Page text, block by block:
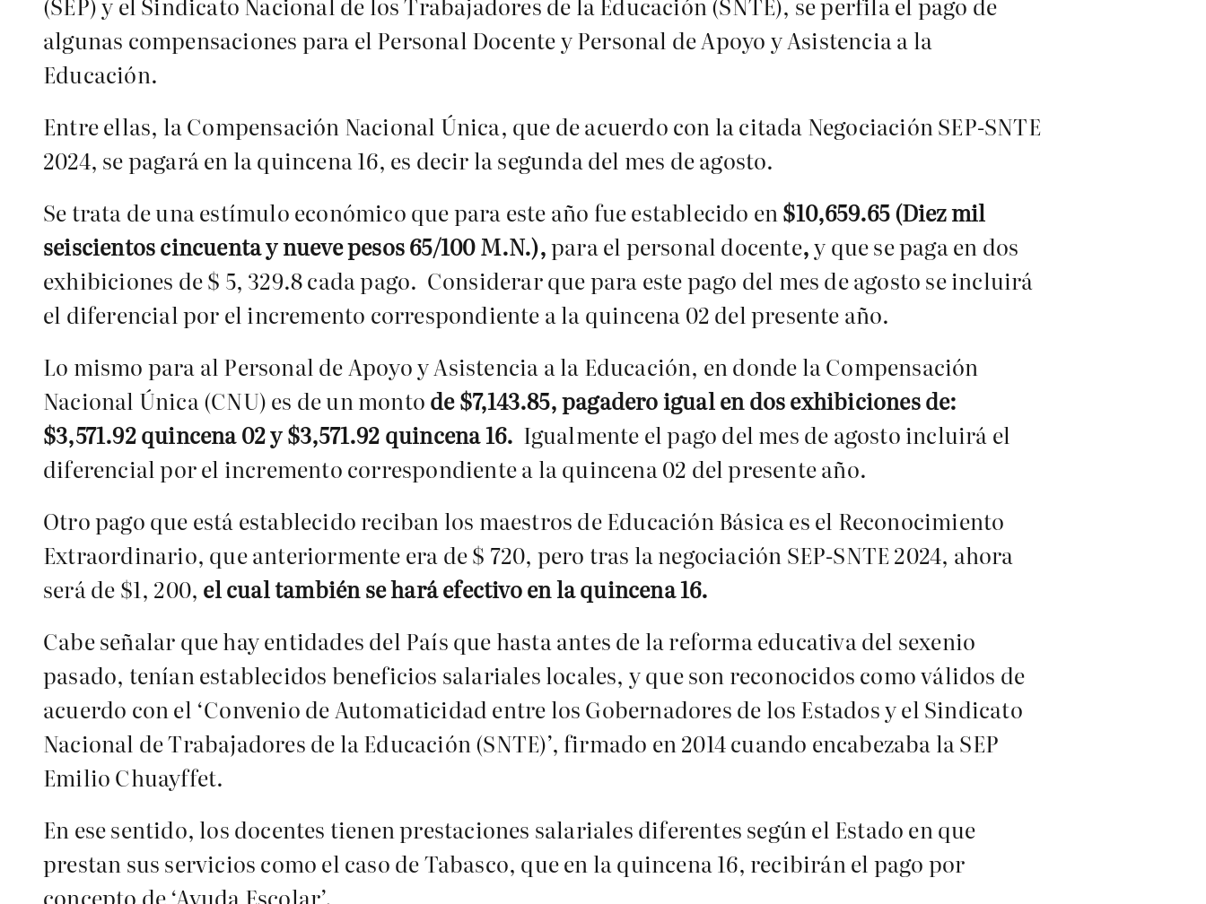
algunas compensaciones para el Personal Docente y Personal de Apoyo y Asistencia a la
Educación.
Entre ellas, la Compensación Nacional Única, que de acuerdo con la citada Negociación SEP-SNTE
2024, se pagará en la quincena 16, es decir la segunda del mes de agosto.
Se trata de una estímulo económico que para este año fue establecido en$10,659.65 (Diez mil
seiscientos cincuenta y nueve pesos 65/100 M.N.),para el personal docente,y que se paga en dos
exhibiciones de $ 5, 329.8 cada pago. Considerar que para este pago del mes de agosto se incluirá
el diferencial por el incremento correspondiente a la quincena 02 del presente año.
Lo mismo para al Personal de Apoyo y Asistencia a la Educación, en donde la Compensación
Nacional Única (CNU) es de un monto de $7,143.85, pagadero igual en dos exhibiciones de:
$3,571.92 quincena 02 y $3,571.92 quincena 16. Igualmente el pago del mes de agosto incluirá el
diferencial por el incremento correspondiente a la quincena 02 del presente año.
Otro pago que está establecido reciban los maestros de Educación Básica es el Reconocimiento
Extraordinario, que anteriormente era de $ 720, pero tras la negociación SEP-SNTE 2024, ahora
será de $1, 200, el cual también se hará efectivo en la quincena 16.
Cabe señalar que hay entidades del País que hasta antes de la reforma educativa del sexenio
pasado, tenían establecidos beneficios salariales locales, y que son reconocidos como válidos de
acuerdo con el ‘Convenio de Automaticidad entre los Gobernadores de los Estados y el Sindicato
Nacional de Trabajadores de la Educación (SNTE)’, firmado en 2014 cuando encabezaba la SEP
Emilio Chuayffet.
En ese sentido, los docentes tienen prestaciones salariales diferentes según el Estado en que
prestan sus servicios como el caso de Tabasco, que en la quincena 16, recibirán el pago por
concepto de ‘Ayuda Escolar’.